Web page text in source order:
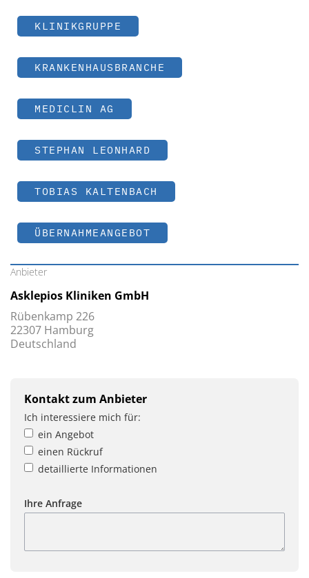
KLINIKGRUPPE
KRANKENHAUSBRANCHE
MEDICLIN AG
STEPHAN LEONHARD
TOBIAS KALTENBACH
ÜBERNAHMEANGEBOT
Anbieter
Asklepios Kliniken GmbH
Rübenkamp 226
22307 Hamburg
Deutschland
Kontakt zum Anbieter
Ich interessiere mich für:
ein Angebot
einen Rückruf
detaillierte Informationen
Ihre Anfrage